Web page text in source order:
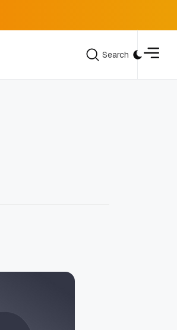
Search